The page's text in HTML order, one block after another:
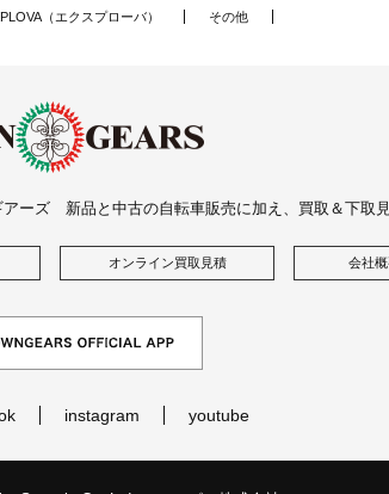
（エクスプローバ） その他
ーズ 新品と中古の自転車販売に加え、買取＆下取見
オンライン買取見積 会社
instagram youtube